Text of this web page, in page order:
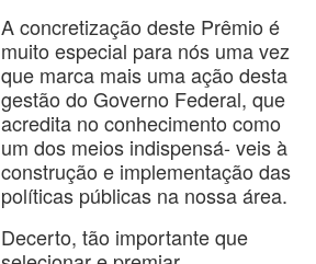
A concretização deste Prêmio é
muito especial para nós uma vez
que marca mais uma ação desta
gestão do Governo Federal, que
acredita no conhecimento como
um dos meios indispensá- veis à
construção e implementação das
políticas públicas na nossa área.
Decerto, tão importante que